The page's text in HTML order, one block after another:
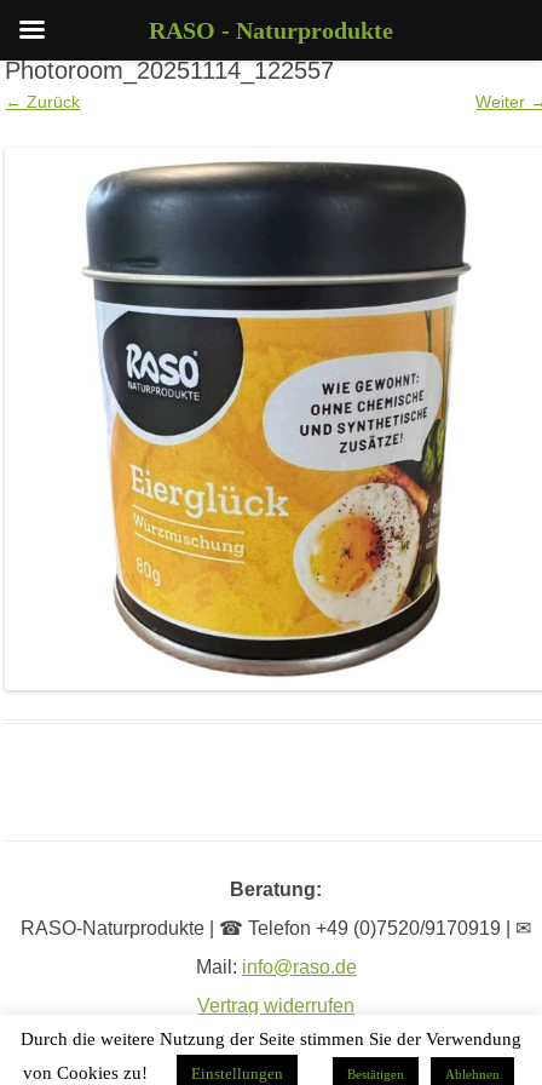
Photoroom_20251114_122557
← Zurück Weiter
Beratung:
RASO-Naturprodukte | ☎ Telefon +49 (0)7520/9170919 | ✉
Mail: info@raso.de
Vertrag widerrufen
Durch die weitere Nutzung der Seite stimmen Sie der Verwendung
von Cookies zu!
Einstellungen Bestätigen Ablehnen
RASO - Naturprodukte